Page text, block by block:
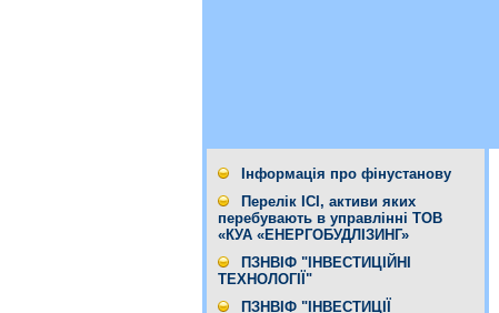
Інформація про фінустанову
Перелік ІСІ, активи яких
перебувають в управлінні ТОВ
«КУА «ЕНЕРГОБУДЛІЗИНГ»
ПЗНВІФ "ІНВЕСТИЦІЙНІ
ТЕХНОЛОГІЇ"
ПЗНВІФ "ІНВЕСТИЦІЇ